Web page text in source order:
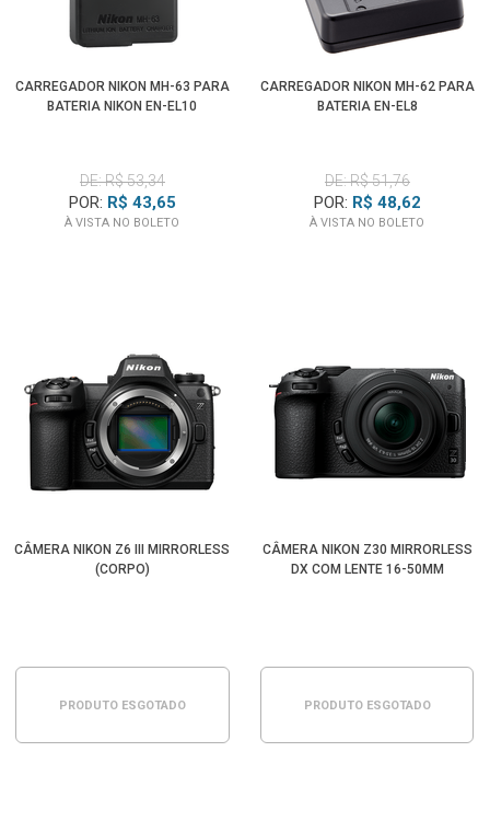
CARREGADOR NIKON MH-63 PARA
BATERIA NIKON EN-EL10
DE: R$ 53,34
POR: R$ 43,65
À VISTA NO BOLETO
CARREGADOR NIKON MH-62 PARA
BATERIA EN-EL8
DE: R$ 51,76
POR: R$ 48,62
À VISTA NO BOLETO
CÂMERA NIKON Z6 III MIRRORLESS
(CORPO)
PRODUTO ESGOTADO
CÂMERA NIKON Z30 MIRRORLESS
DX COM LENTE 16-50MM
PRODUTO ESGOTADO